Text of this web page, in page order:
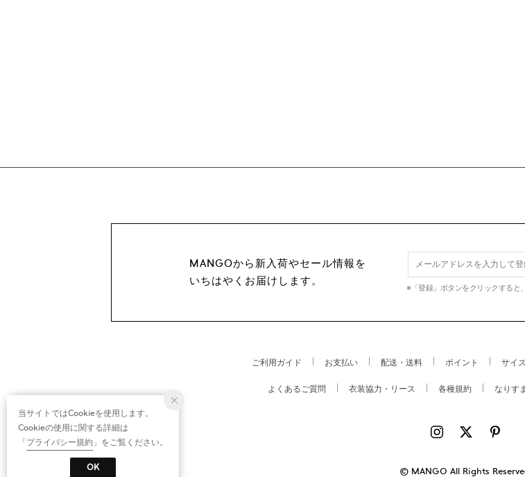
MANGOから新入荷やセール情報を
いちはやくお届けします。
※「登録」ボタンをクリックすると、
ご利用ガイド お支払い 配送・送料 ポイント サイ
よくあるご質問 衣装協力・リース 各種規約 なりす
© MANGO All Rights
当サイトではCookieを使用します。
Cookieの使用に関する詳細は
「プライバシー規約 」をご覧ください。
OK